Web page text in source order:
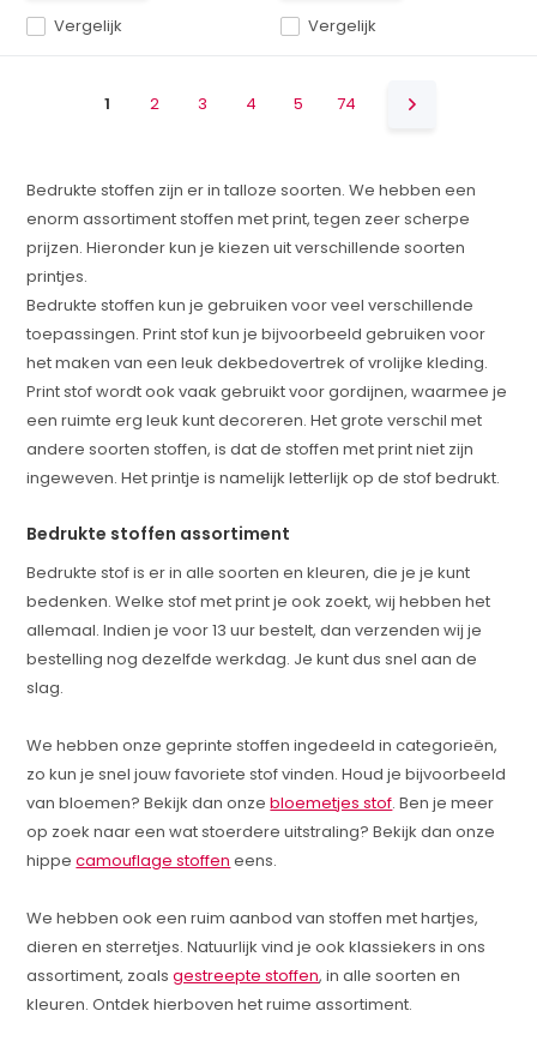
Vergelijk Vergelijk
1 2 3 4 5 74
Bedrukte stoffen zijn er in talloze soorten. We hebben een
enorm assortiment stoffen met print, tegen zeer scherpe
prijzen. Hieronder kun je kiezen uit verschillende soorten
printjes.
Bedrukte stoffen kun je gebruiken voor veel verschillende
toepassingen. Print stof kun je bijvoorbeeld gebruiken voor
het maken van een leuk dekbedovertrek of vrolijke kleding.
Print stof wordt ook vaak gebruikt voor gordijnen, waarmee je
een ruimte erg leuk kunt decoreren. Het grote verschil met
andere soorten stoffen, is dat de stoffen met print niet zijn
ingeweven. Het printje is namelijk letterlijk op de stof bedrukt.
Bedrukte stoffen assortiment
Bedrukte stof is er in alle soorten en kleuren, die je je kunt
bedenken. Welke stof met print je ook zoekt, wij hebben het
allemaal. Indien je voor 13 uur bestelt, dan verzenden wij je
bestelling nog dezelfde werkdag. Je kunt dus snel aan de
slag.
We hebben onze geprinte stoffen ingedeeld in categorieën,
zo kun je snel jouw favoriete stof vinden. Houd je bijvoorbeeld
van bloemen? Bekijk dan onzebloemetjes stof. Ben je meer
op zoek naar een wat stoerdere uitstraling? Bekijk dan onze
hippecamouflage stoffen eens.
We hebben ook een ruim aanbod van stoffen met hartjes,
dieren en sterretjes. Natuurlijk vind je ook klassiekers in ons
assortiment, zoalsgestreepte stoffen, in alle soorten en
kleuren. Ontdek hierboven het ruime assortiment.